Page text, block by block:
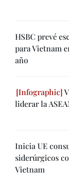
HSBC prevé
para Vietnam
año
liderar la
Inicia UE
siderúrgicos
Vietnam